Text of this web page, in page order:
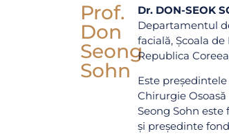
Prof.
Don
Seong
Sohn
Dr. DON-SEOK
Departamentul
facială, Școala
Republica
Este
Chirurgie
Seong Sohn
și președinte